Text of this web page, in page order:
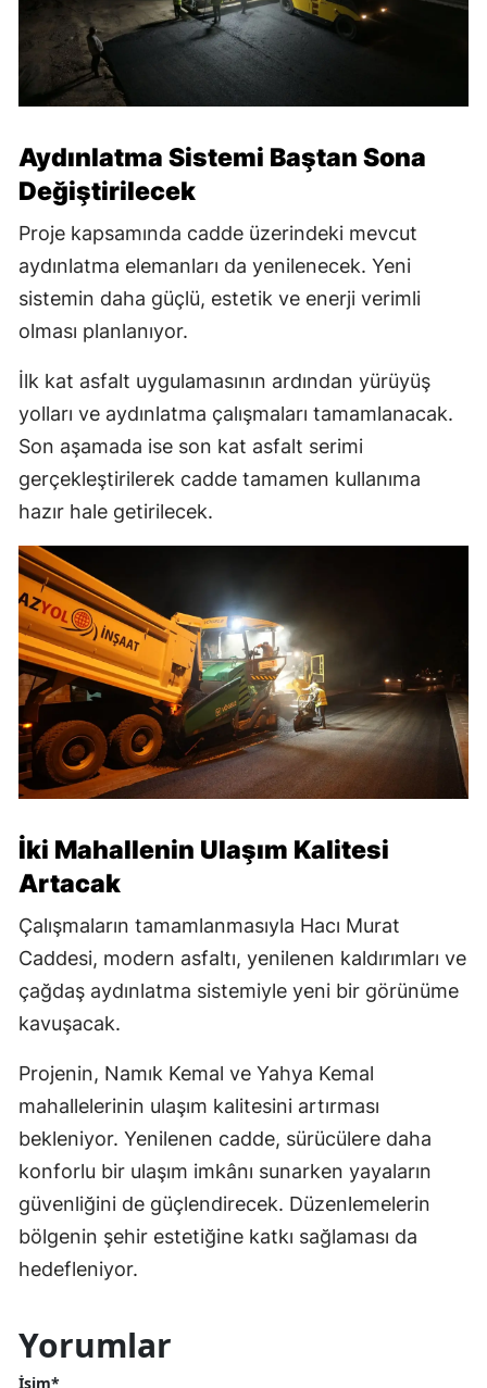
Aydınlatma Sistemi Baştan Sona
Değiştirilecek
Proje kapsamında cadde üzerindeki mevcut
aydınlatma elemanları da yenilenecek. Yeni
sistemin daha güçlü, estetik ve enerji verimli
olması planlanıyor.
İlk kat asfalt uygulamasının ardından yürüyüş
yolları ve aydınlatma çalışmaları tamamlanacak.
Son aşamada ise son kat asfalt serimi
gerçekleştirilerek cadde tamamen kullanıma
hazır hale getirilecek.
İki Mahallenin Ulaşım Kalitesi
Artacak
Çalışmaların tamamlanmasıyla Hacı Murat
Caddesi, modern asfaltı, yenilenen kaldırımları ve
çağdaş aydınlatma sistemiyle yeni bir görünüme
kavuşacak.
Projenin, Namık Kemal ve Yahya Kemal
mahallelerinin ulaşım kalitesini artırması
bekleniyor. Yenilenen cadde, sürücülere daha
konforlu bir ulaşım imkânı sunarken yayaların
güvenliğini de güçlendirecek. Düzenlemelerin
bölgenin şehir estetiğine katkı sağlaması da
hedefleniyor.
Yorumlar
İsim*